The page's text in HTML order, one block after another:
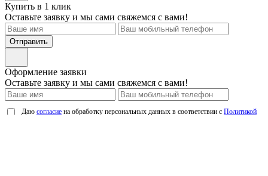
Купить в 1 клик
Оставьте заявку и мы сами свяжемся с вами!
Отправить
Оформление заявки
Оставьте заявку и мы сами свяжемся с вами!
Даю согласие на обработку персональных данных в соответствии с Политикой